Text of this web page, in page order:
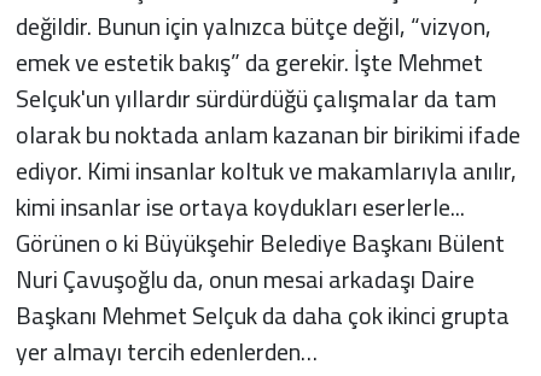
değildir. Bunun için yalnızca bütçe değil, “vizyon,
emek ve estetik bakış” da gerekir. İşte Mehmet
Selçuk'un yıllardır sürdürdüğü çalışmalar da tam
olarak bu noktada anlam kazanan bir birikimi ifade
ediyor. Kimi insanlar koltuk ve makamlarıyla anılır,
kimi insanlar ise ortaya koydukları eserlerle...
Görünen o ki Büyükşehir Belediye Başkanı Bülent
Nuri Çavuşoğlu da, onun mesai arkadaşı Daire
Başkanı Mehmet Selçuk da daha çok ikinci grupta
yer almayı tercih edenlerden…